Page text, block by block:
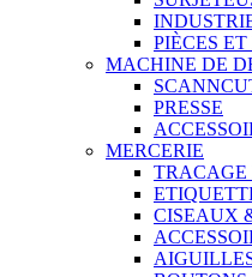
PIÈCES
MACHINE DE
PRESSE
MERCERIE
TRACAGE
CISEAUX